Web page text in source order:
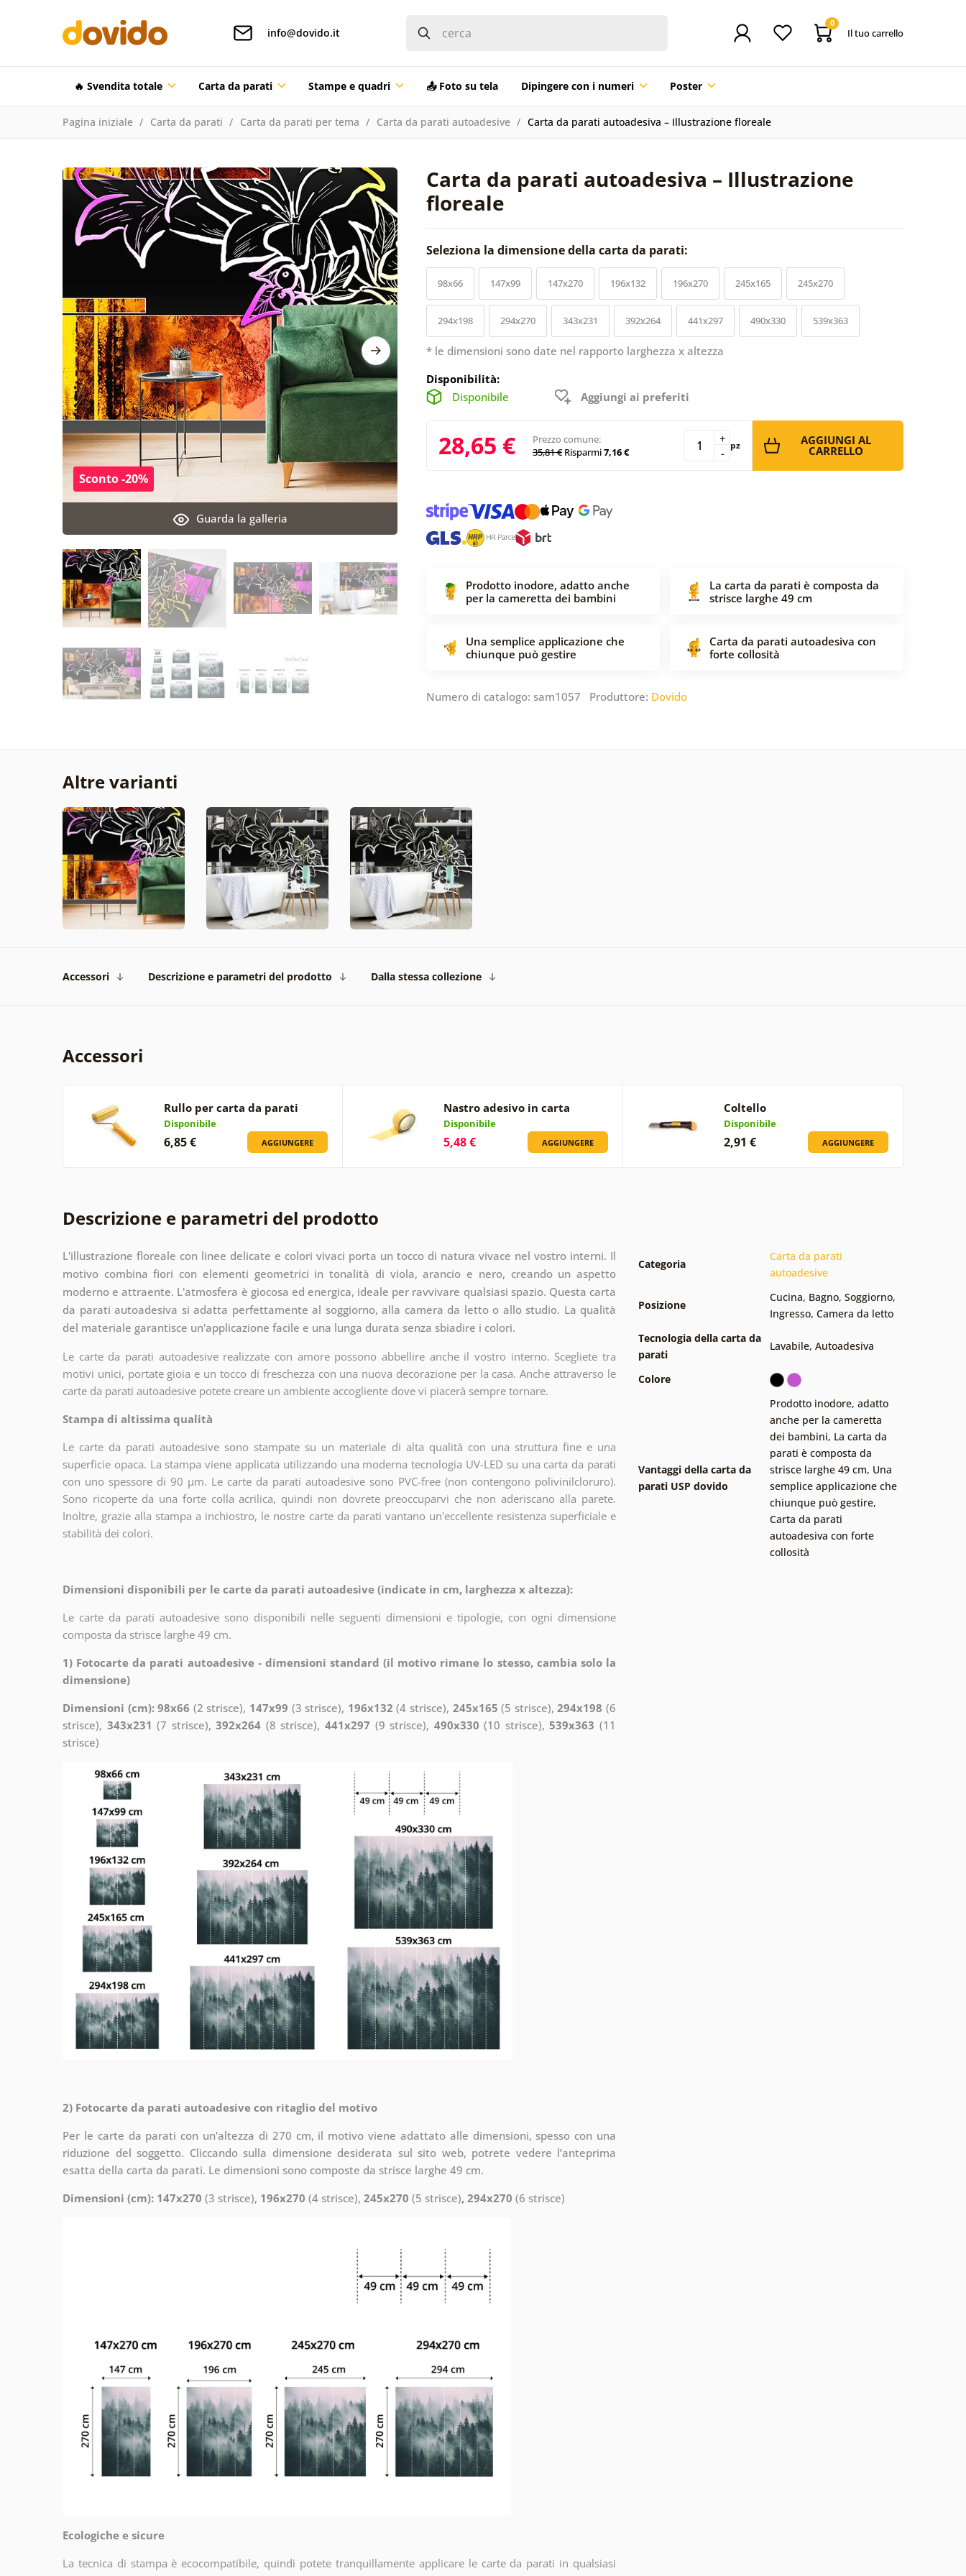
info@dovido.it
0
Il tuo carrello
🔥 Svendita totale Carta da parati Stampe e quadri 📤 Foto su tela Dipingere con i numeri Poster
Pagina iniziale Carta da parati Carta da parati per tema Carta da parati autoadesive Carta da parati autoadesiva – Illustrazione floreale
Carta da parati autoadesiva – Illustrazione
floreale
Guarda la galleria
Sconto -20%
Seleziona la dimensione della carta da parati:
98x66 147x99 147x270 196x132 196x270 245x165 245x270
294x198 294x270 343x231 392x264 441x297 490x330 539x363
* le dimensioni sono date nel rapporto larghezza x altezza
Disponibilità:
Disponibile
Aggiungi ai preferiti
28,65 €
Prezzo comune:
35,81 € Risparmi7,16 € -
+ pz AGGIUNGI AL
CARRELLO
Prodotto inodore, adatto anche
per la cameretta dei bambini
La carta da parati è composta da
strisce larghe 49 cm
Una semplice applicazione che
chiunque può gestire
Carta da parati autoadesiva con
forte collosità
Numero di catalogo: sam1057 Produttore: Dovido
Altre varianti
Accessori Descrizione e parametri del prodotto Dalla stessa collezione
Accessori
Rullo per carta da parati
Disponibile
6,85 € AGGIUNGERE
Nastro adesivo in carta
Disponibile
5,48 € AGGIUNGERE
Coltello
Disponibile
2,91 € AGGIUNGERE
Descrizione e parametri del prodotto
L'illustrazione floreale con linee delicate e colori vivaci porta un tocco di natura vivace nel vostro interni. Il
motivo combina fiori con elementi geometrici in tonalità di viola, arancio e nero, creando un aspetto
moderno e attraente. L'atmosfera è giocosa ed energica, ideale per ravvivare qualsiasi spazio. Questa carta
da parati autoadesiva si adatta perfettamente al soggiorno, alla camera da letto o allo studio. La qualità
del materiale garantisce un'applicazione facile e una lunga durata senza sbiadire i colori.
Le carte da parati autoadesive realizzate con amore possono abbellire anche il vostro interno. Scegliete tra
motivi unici, portate gioia e un tocco di freschezza con una nuova decorazione per la casa. Anche attraverso le
carte da parati autoadesive potete creare un ambiente accogliente dove vi piacerà sempre tornare.
Stampa di altissima qualità
Le carte da parati autoadesive sono stampate su un materiale di alta qualità con una struttura fine e una
superficie opaca. La stampa viene applicata utilizzando una moderna tecnologia UV-LED su una carta da parati
con uno spessore di 90 µm. Le carte da parati autoadesive sono PVC-free (non contengono polivinilcloruro).
Sono ricoperte da una forte colla acrilica, quindi non dovrete preoccuparvi che non aderiscano alla parete.
Inoltre, grazie alla stampa a inchiostro, le nostre carte da parati vantano un'eccellente resistenza superficiale e
stabilità dei colori.
Dimensioni disponibili per le carte da parati autoadesive (indicate in cm, larghezza x altezza):
Le carte da parati autoadesive sono disponibili nelle seguenti dimensioni e tipologie, con ogni dimensione
composta da strisce larghe 49 cm.
1) Fotocarte da parati autoadesive - dimensioni standard (il motivo rimane lo stesso, cambia solo la
dimensione)
Dimensioni (cm): 98x66 (2 strisce), 147x99 (3 strisce), 196x132 (4 strisce), 245x165 (5 strisce),294x198 (6
strisce), 343x231 (7 strisce),392x264 (8 strisce),441x297 (9 strisce), 490x330 (10 strisce),539x363 (11
strisce)
2) Fotocarte da parati autoadesive con ritaglio del motivo
Per le carte da parati con un'altezza di 270 cm, il motivo viene adattato alle dimensioni, spesso con una
riduzione del soggetto. Cliccando sulla dimensione desiderata sul sito web, potrete vedere l’anteprima
esatta della carta da parati. Le dimensioni sono composte da strisce larghe 49 cm.
Dimensioni (cm): 147x270 (3 strisce), 196x270 (4 strisce), 245x270 (5 strisce), 294x270 (6 strisce)
Ecologiche e sicure
La tecnica di stampa è ecocompatibile, quindi potete tranquillamente applicare le carte da parati in qualsiasi
Categoria
Carta da parati
autoadesive
Posizione
Cucina, Bagno, Soggiorno,
Ingresso, Camera da letto
Tecnologia della carta da
parati
Lavabile, Autoadesiva
Colore
Vantaggi della carta da
parati USP dovido
Prodotto inodore, adatto
anche per la cameretta
dei bambini, La carta da
parati è composta da
strisce larghe 49 cm, Una
semplice applicazione che
chiunque può gestire,
Carta da parati
autoadesiva con forte
collosità